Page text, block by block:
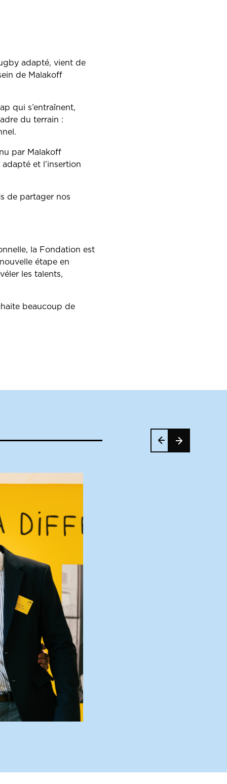
adapté, vient de
de Malakoff
qui s’entraînent,
du terrain :
par Malakoff
et l’insertion
de partager nos
la Fondation est
étape en
les talents,
beaucoup de